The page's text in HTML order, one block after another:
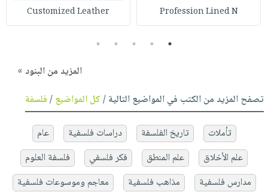
Profession Lined N
Customized Leather
1
2
3
4
5
المزيد من البنود »
تصفح المزيد من الكتب في المواضيع التالية /كل المواضيع/فلسفة
تأملات تاريخ الفلسفة دراسات فلسفية
عام
علم الأخلاق
علم المنطق فكر فلسفي
فلسفة العلوم
مدارس فلسفية
مذاهب فلسفية
معاجم وموسوعات فلسفية